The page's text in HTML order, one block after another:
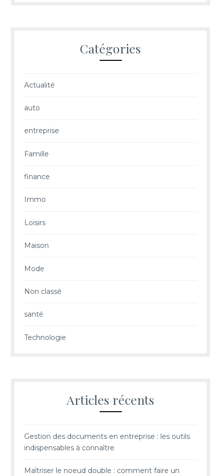
Catégories
Actualité
auto
entreprise
Famille
finance
Immo
Loisirs
Maison
Mode
Non classé
santé
Technologie
Articles récents
Gestion des documents en entreprise : les outils
indispensables à connaître
Maîtriser le noeud double : comment faire un